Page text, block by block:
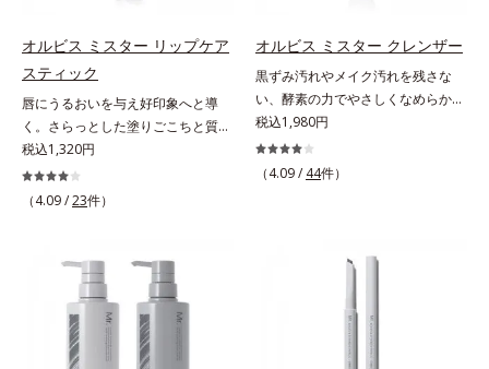
約し、よりシンプルなお手入れで、
ハリ・ツヤのある好印象な清潔透明
肌(*1)へ導きます。*1 うるおいによ
る透明感のある肌*2 男性の顔画像
を用いた印象評価において、基準画
像に対して、頬全体に輝度分布がな
だらかな光（ツヤ）があると、爽や
データベースPubMed及びGoogle
scholarにより国内化粧品業界にお
いて該当文献がないことを確認（ポ
ーラ化成研究所調べ）
印象の男性に幅広く使っていただけ
る色設計を採用しており、明るめ～
標準的な肌印象の方用の01は、普段
スキンケアをしっかり行っている美
容本格派の男性にもおススメです。
一方で、やや暗め～暗めの肌印象の
方用の02は、昔に比べて顔色がさえ
成分【ご使用方法】・スキンケアの
り、顔全体に少量ずつムラなくのば
します。・オルビス ミスター ベー
スカラー コントローラー ハイカバ
オルビス ミスター リップケア
スティック
唇にうるおいを与え好印象へと導
く。さらっとした塗りごこちと質感
で自然で好印象な口元に。さらっと
した軽やかな塗りごこちでありなが
らも、唇にうるおいを与える「モイ
リームはべたつくから苦手」という
リップクリームに苦手意識を感じる
方でも使用しやすい設計に。ツヤを
抑えた質感で、自然で好印象な口元
へと導きます。3種の植物性保湿成
税込1,320円
（4.09 /23件）
オルビス ミスター クレンザー
黒ずみ汚れやメイク汚れを残さな
い、酵素の力でやさしくなめらかに
洗い上げるW洗顔不要のスペシャル
クレンザー。過剰な皮脂とその皮脂
汚れが詰まって発生する黒ずみ汚れ
組み合わせた複合洗浄成分「リンゴ
汚れを繰り返しません。さらに、
「CISブースター(*2)」配合で、あな
た本来の清潔透明肌へと導きます。
税込1,980円
（4.09 / 44件）